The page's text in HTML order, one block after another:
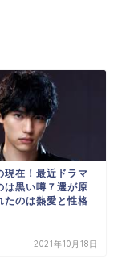
現在！最近ドラマ
は黒い噂７選が原
たのは熱愛と性格
2021年10月18日